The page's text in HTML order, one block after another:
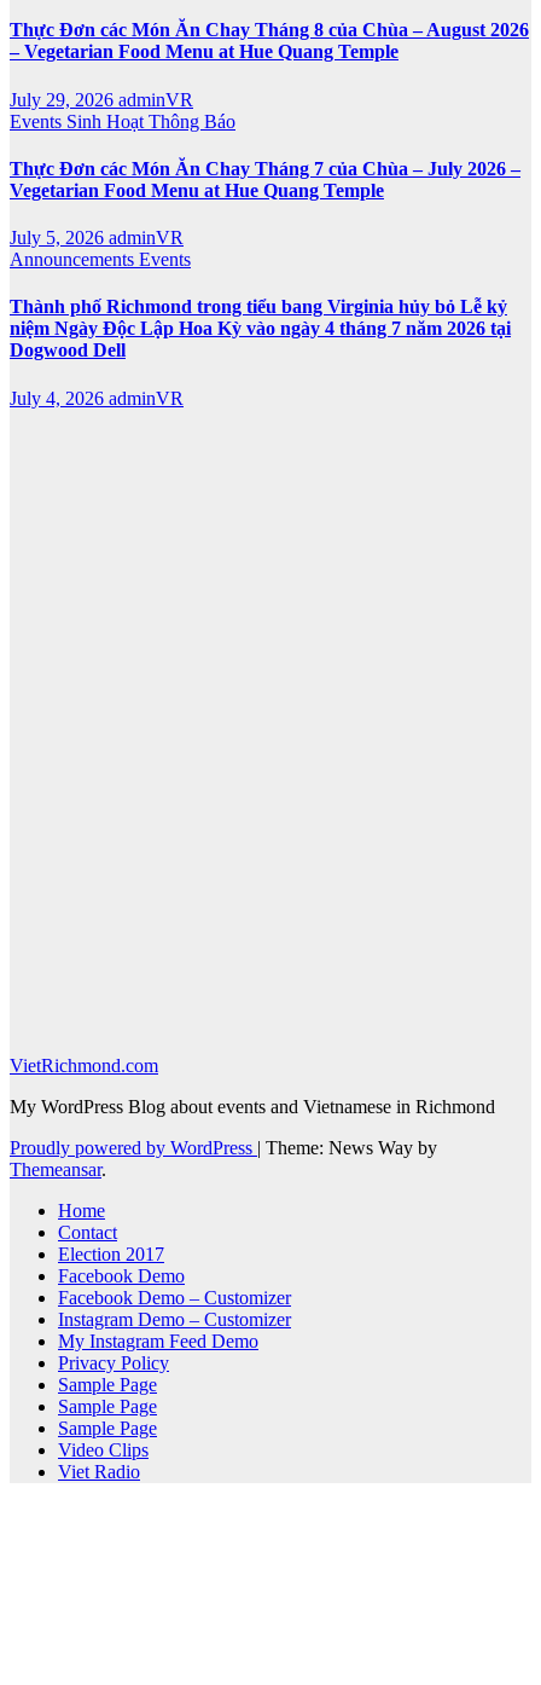
Thực Đơn các Món Ăn Chay Tháng 8 của Chùa – August 2026
– Vegetarian Food Menu at Hue Quang Temple
July 29, 2026 adminVR
Events Sinh Hoạt Thông Báo
Thực Đơn các Món Ăn Chay Tháng 7 của Chùa – July 2026 –
Vegetarian Food Menu at Hue Quang Temple
July 5, 2026 adminVR
Announcements Events
Thành phố Richmond trong tiểu bang Virginia hủy bỏ Lễ kỷ
niệm Ngày Độc Lập Hoa Kỳ vào ngày 4 tháng 7 năm 2026 tại
Dogwood Dell
July 4, 2026 adminVR
VietRichmond.com
My WordPress Blog about events and Vietnamese in Richmond
Proudly powered by WordPress | Theme: News Way by
Themeansar.
Home
Contact
Election 2017
Facebook Demo
Facebook Demo – Customizer
Instagram Demo – Customizer
My Instagram Feed Demo
Privacy Policy
Sample Page
Sample Page
Sample Page
Video Clips
Viet Radio